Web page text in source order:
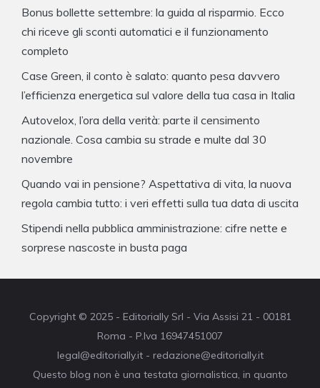
Bonus bollette settembre: la guida al risparmio. Ecco
chi riceve gli sconti automatici e il funzionamento
completo
Case Green, il conto è salato: quanto pesa davvero
l’efficienza energetica sul valore della tua casa in Italia
Autovelox, l’ora della verità: parte il censimento
nazionale. Cosa cambia su strade e multe dal 30
novembre
Quando vai in pensione? Aspettativa di vita, la nuova
regola cambia tutto: i veri effetti sulla tua data di uscita
Stipendi nella pubblica amministrazione: cifre nette e
sorprese nascoste in busta paga
Copyright © 2025 - Editorially Srl - Via Assisi 21 - 00181
Roma - P.Iva 16947451007
legal@editorially.it - redazione@editorially.it
Questo blog non è una testata giornalistica, in quanto